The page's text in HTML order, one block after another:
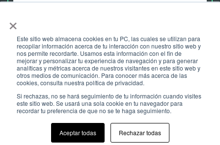
×
Este sitio web almacena cookies en tu PC, las cuales se utilizan para
recopilar información acerca de tu interacción con nuestro sitio web y
nos permite recordarte. Usamos esta información con el fin de
mejorar y personalizar tu experiencia de navegación y para generar
analíticas y métricas acerca de nuestros visitantes en este sitio web y
otros medios de comunicación. Para conocer más acerca de las
cookies, consulta nuestra política de privacidad.
Si rechazas, no se hará seguimiento de tu información cuando visites
este sitio web. Se usará una sola cookie en tu navegador para
recordar tu preferencia de que no se te haga seguimiento.
Aceptar todas Rechazar todas
© Ludus 2026 Iludusglobal.com - Todos los derechos reservados
Política de privacidad